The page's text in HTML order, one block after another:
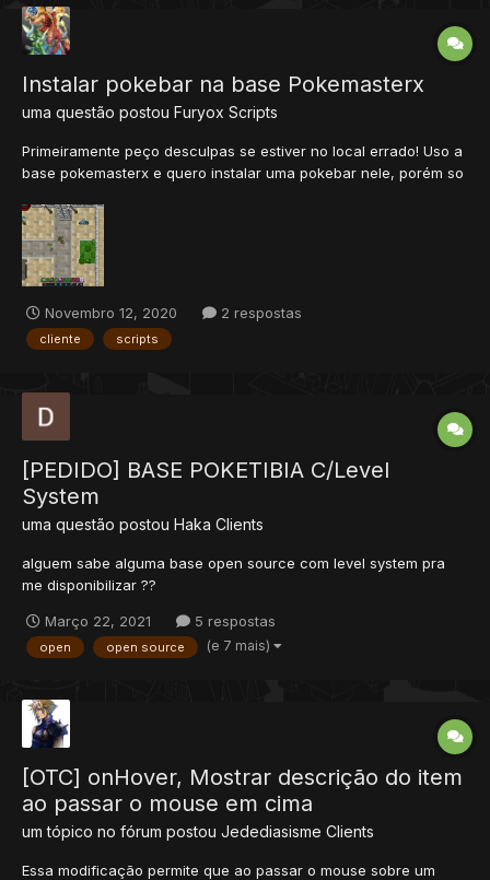
Instalar pokebar na base Pokemasterx
uma questão postou Furyox Scripts
Primeiramente peço desculpas se estiver no local errado! Uso a
base pokemasterx e quero instalar uma pokebar nele, porém so
porém não obtive sucesso. Se alguém souber como instalar ou
onde posso achar um tutorial que peg...
Novembro 12, 2020 2 respostas
cliente scripts
[PEDIDO] BASE POKETIBIA C/Level
System
uma questão postou Haka Clients
alguem sabe alguma base open source com level system pra
me disponibilizar ??
Março 22, 2021 5 respostas
open open source (e 7 mais)
[OTC] onHover, Mostrar descrição do item
ao passar o mouse em cima
um tópico no fórum postou Jedediasisme Clients
Essa modificação permite que ao passar o mouse sobre um